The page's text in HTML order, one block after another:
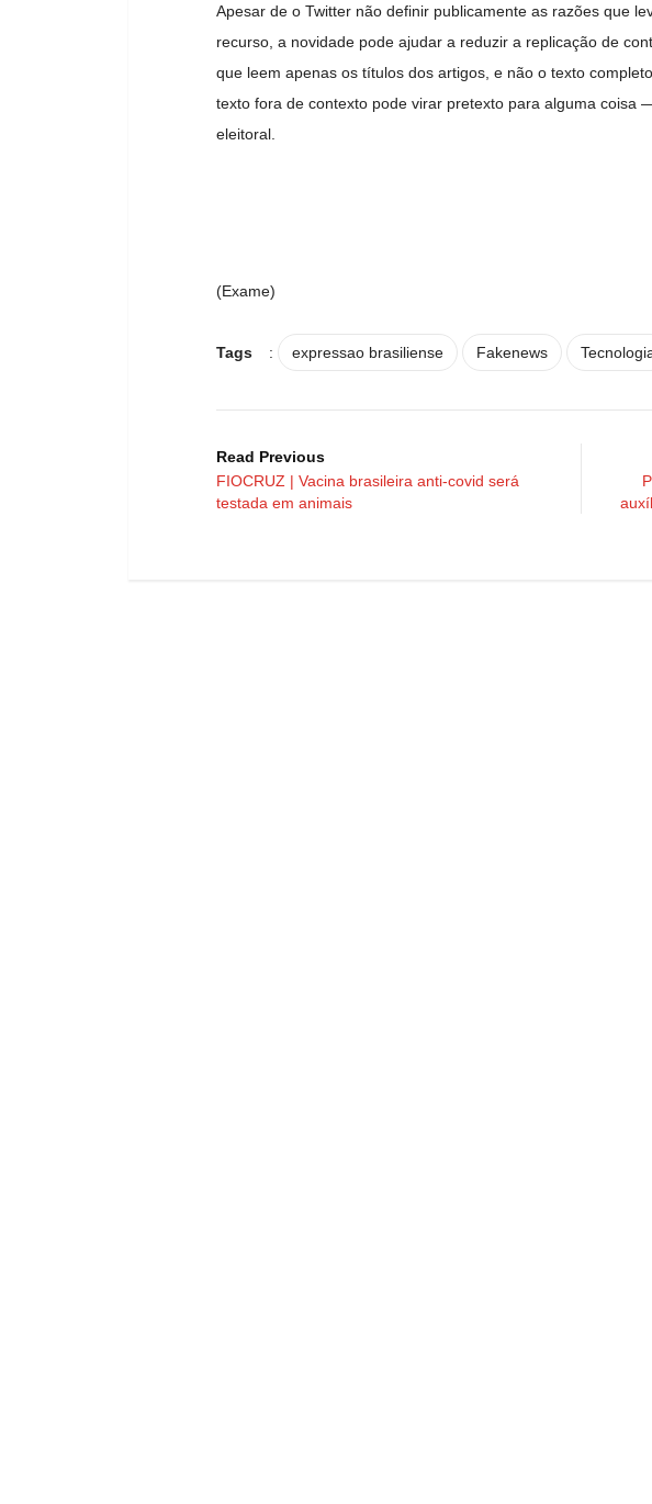
Apesar de o Twitter não definir publicamente as razões que
recurso, a novidade pode ajudar a reduzir a replicação de
que leem apenas os títulos dos artigos, e não o texto
texto fora de contexto pode virar pretexto para alguma coisa
eleitoral.
(Exame)
Tags : expressao brasiliense Fakenews
Read Previous
FIOCRUZ | Vacina brasileira anti-covid será
testada em animais